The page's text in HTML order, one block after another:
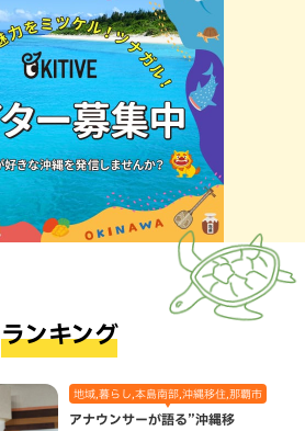
ランキング
地域,暮らし,本島南部,沖縄移住,那覇市
アナウンサーが語る”沖縄移